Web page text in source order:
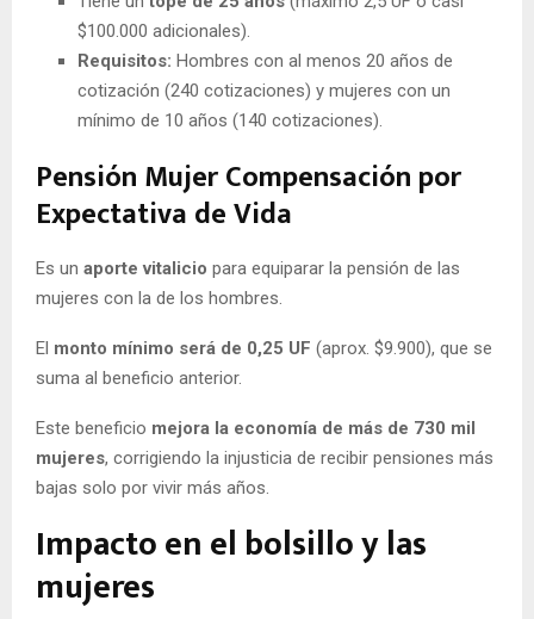
$100.000 adicionales).
Requisitos: Hombres con al menos 20 años de
cotización (240 cotizaciones) y mujeres con un
mínimo de 10 años (140 cotizaciones).
Pensión Mujer Compensación por
Expectativa de Vida
Es un aporte vitalicio para equiparar la pensión de las
mujeres con la de los hombres.
El monto mínimo será de 0,25 UF (aprox. $9.900), que se
suma al beneficio anterior.
Este beneficio mejora la economía de más de 730 mil
mujeres, corrigiendo la injusticia de recibir pensiones más
bajas solo por vivir más años.
Impacto en el bolsillo y las
mujeres